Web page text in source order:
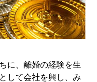
に、離婚の経験を生
して会社を興し、み